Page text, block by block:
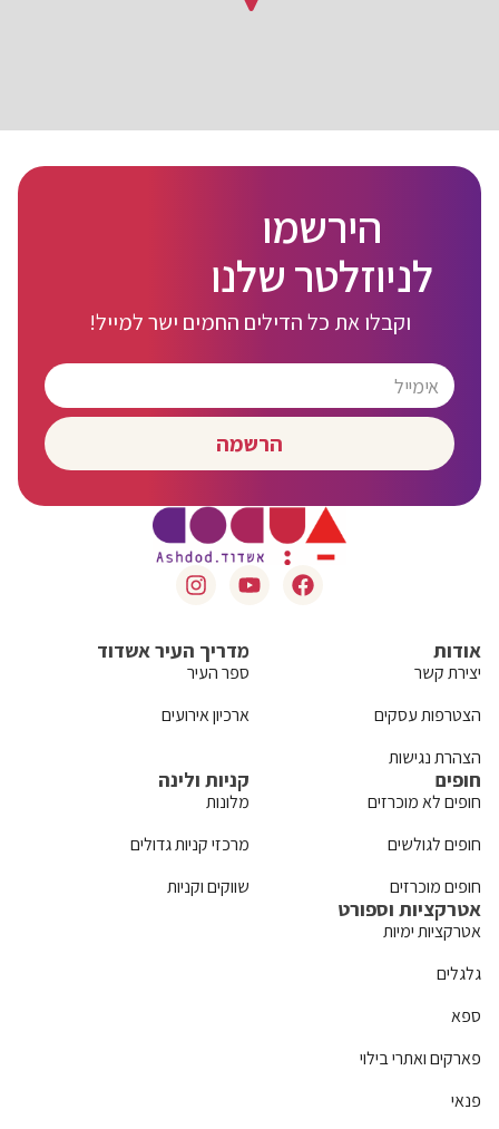
הירשמו
לניוזלטר שלנו
וקבלו את כל הדילים החמים ישר למייל!
הרשמה
אודות
יצירת קשר
הצטרפות עסקים
הצהרת נגישות
מדריך העיר אשדוד
ספר העיר
ארכיון אירועים
חופים
חופים לא מוכרזים
חופים לגולשים
חופים מוכרזים
קניות ולינה
מלונות
מרכזי קניות גדולים
שווקים וקניות
אטרקציות וספורט
אטרקציות ימיות
גלגלים
ספא
פארקים ואתרי בילוי
פנאי